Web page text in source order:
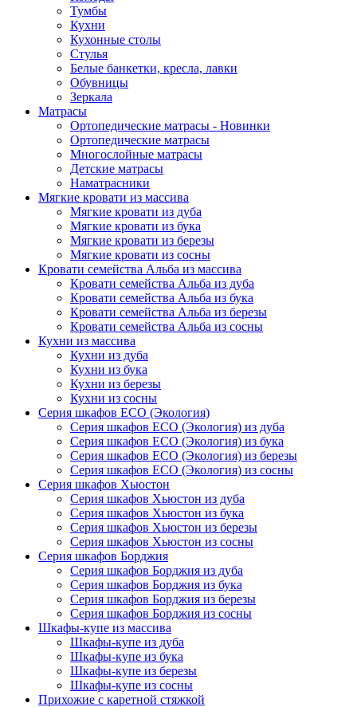
Тумбы
Кухни
Кухонные столы
Стулья
Белые банкетки, кресла, лавки
Обувницы
Зеркала
Матрасы
Ортопедические матрасы - Новинки
Ортопедические матрасы
Многослойные матрасы
Детские матрасы
Наматрасники
Мягкие кровати из массива
Мягкие кровати из дуба
Мягкие кровати из бука
Мягкие кровати из березы
Мягкие кровати из сосны
Кровати семейства Альба из массива
Кровати семейства Альба из дуба
Кровати семейства Альба из бука
Кровати семейства Альба из березы
Кровати семейства Альба из сосны
Кухни из массива
Кухни из дуба
Кухни из бука
Кухни из березы
Кухни из сосны
Серия шкафов ECO (Экология)
Серия шкафов ECO (Экология) из дуба
Серия шкафов ECO (Экология) из бука
Серия шкафов ECO (Экология) из березы
Серия шкафов ECO (Экология) из сосны
Серия шкафов Хьюстон
Серия шкафов Хьюстон из дуба
Серия шкафов Хьюстон из бука
Серия шкафов Хьюстон из березы
Серия шкафов Хьюстон из сосны
Серия шкафов Борджия
Серия шкафов Борджия из дуба
Серия шкафов Борджия из бука
Серия шкафов Борджия из березы
Серия шкафов Борджия из сосны
Шкафы-купе из массива
Шкафы-купе из дуба
Шкафы-купе из бука
Шкафы-купе из березы
Шкафы-купе из сосны
Прихожие с каретной стяжкой